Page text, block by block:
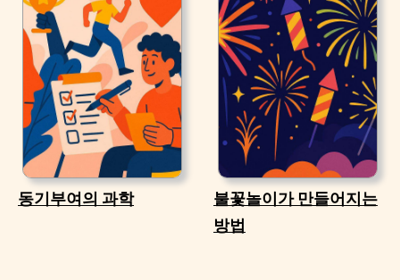
동기부여의 과학
불꽃놀이가 만들어지는
방법